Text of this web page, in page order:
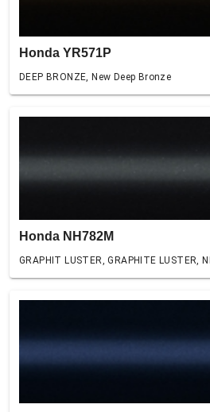
Honda YR571P
DEEP BRONZE, New Deep Bronze
Honda NH782M
GRAPHIT LUSTER, GRAPHITE LUSTER,